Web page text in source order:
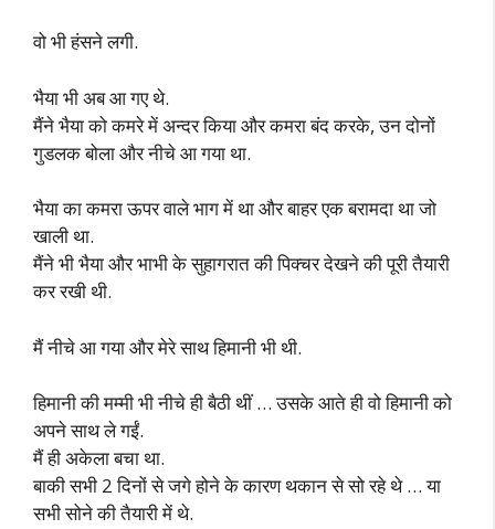
वो भी हंसने लगी.
भैया भी अब आ गए थे.
मैंने भैया को कमरे में अन्दर किया और कमरा बंद करके, उन दोनों
गुडलक बोला और नीचे आ गया था.
भैया का कमरा ऊपर वाले भाग में था और बाहर एक बरामदा था जो
खाली था.
मैंने भी भैया और भाभी के सुहागरात की पिक्चर देखने की पूरी तैयारी
कर रखी थी.
मैं नीचे आ गया और मेरे साथ हिमानी भी थी.
हिमानी की मम्मी भी नीचे ही बैठी थीं … उसके आते ही वो हिमानी को
अपने साथ ले गईं.
मैं ही अकेला बचा था.
बाकी सभी 2 दिनों से जगे होने के कारण थकान से सो रहे थे … या
सभी सोने की तैयारी में थे.